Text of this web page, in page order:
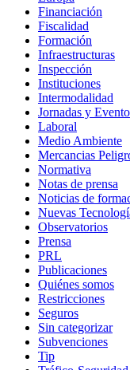
Financiación
Fiscalidad
Formación
Infraestructuras
Inspección
Instituciones
Intermodalidad
Jornadas y
Laboral
Medio Ambiente
Mercancias
Normativa
Notas de prensa
Noticias de
Nuevas
Observatorios
Prensa
PRL
Publicaciones
Quiénes somos
Restricciones
Seguros
Sin categorizar
Subvenciones
Tip